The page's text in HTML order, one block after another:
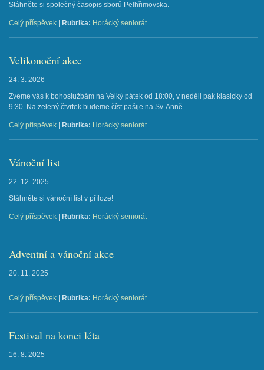
Stáhněte si společný časopis sborů Pelhřimovska.
Celý příspěvek Rubrika: Horácký seniorát
Velikonoční akce
24. 3. 2026
Zveme vás k bohoslužbám na Velký pátek od 18:00, v neděli pak klasicky od
9:30. Na zelený čtvrtek budeme číst pašije na Sv. Anně.
Celý příspěvek Rubrika: Horácký seniorát
Vánoční list
22. 12. 2025
Stáhněte si vánoční list v příloze!
Celý příspěvek Rubrika: Horácký seniorát
Adventní a vánoční akce
20. 11. 2025
Celý příspěvek Rubrika: Horácký seniorát
Festival na konci léta
16. 8. 2025